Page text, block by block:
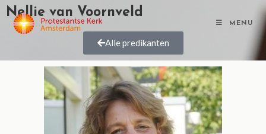
MENU
Nellie van Voornveld
Alle predikanten